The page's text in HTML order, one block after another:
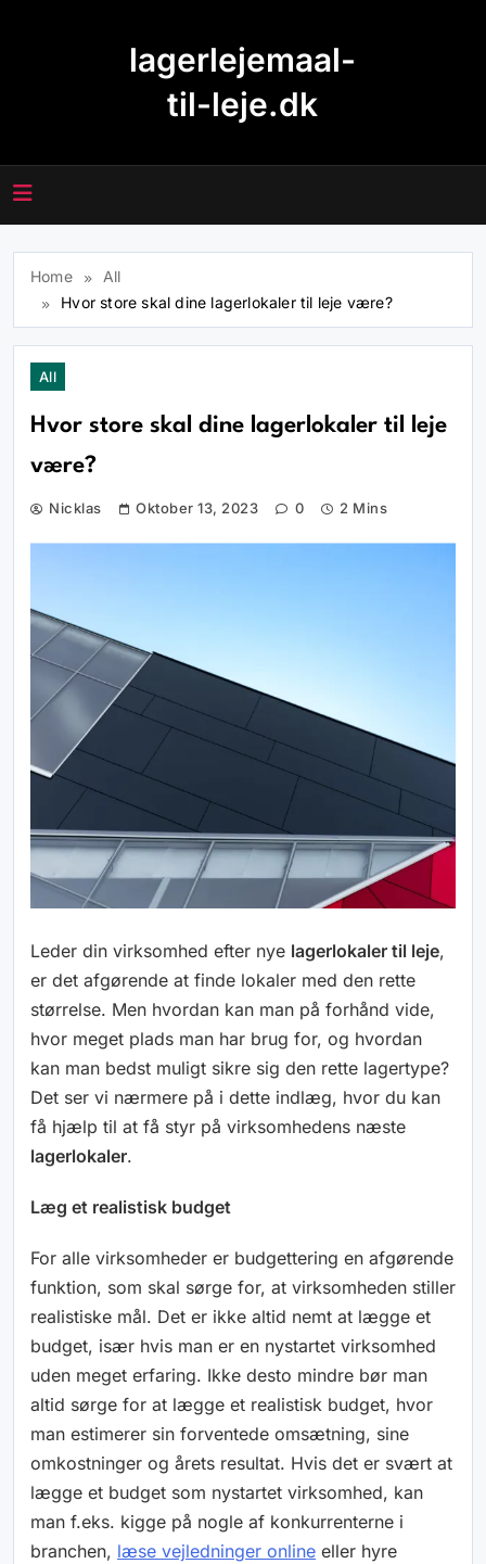
lagerlejemaal-
til-leje.dk
Home
All
Hvor store skal dine lagerlokaler til leje være?
All
Hvor store skal dine lagerlokaler til leje
være?
Nicklas Oktober 13, 2023 0 2 Mins
Leder din virksomhed efter nye lagerlokaler til leje,
er det afgørende at finde lokaler med den rette
størrelse. Men hvordan kan man på forhånd vide,
hvor meget plads man har brug for, og hvordan
kan man bedst muligt sikre sig den rette lagertype?
Det ser vi nærmere på i dette indlæg, hvor du kan
få hjælp til at få styr på virksomhedens næste
lagerlokaler.
Læg et realistisk budget
For alle virksomheder er budgettering en afgørende
funktion, som skal sørge for, at virksomheden stiller
realistiske mål. Det er ikke altid nemt at lægge et
budget, især hvis man er en nystartet virksomhed
uden meget erfaring. Ikke desto mindre bør man
altid sørge for at lægge et realistisk budget, hvor
man estimerer sin forventede omsætning, sine
omkostninger og årets resultat. Hvis det er svært at
lægge et budget som nystartet virksomhed, kan
man f.eks. kigge på nogle af konkurrenterne i
branchen, læse vejledninger online eller hyre